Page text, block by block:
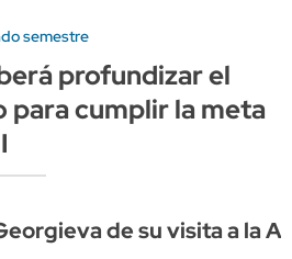
semestre
profundizar el
para cumplir la meta
de su visita a la